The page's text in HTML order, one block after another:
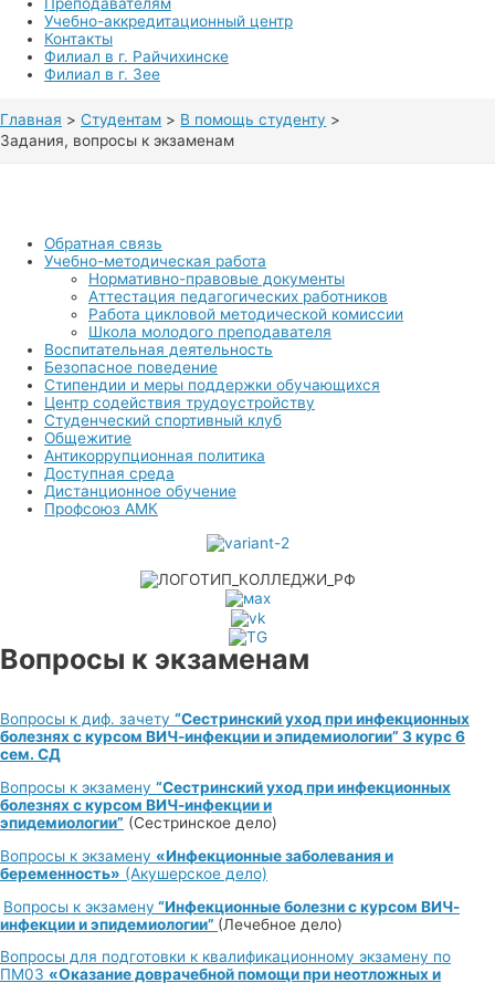
Преподавателям
Учебно-аккредитационный центр
Контакты
Филиал в г. Райчихинске
Филиал в г. Зее
Главная Студентам
В помощь студенту
Задания, вопросы к экзаменам
Обратная связь
Учебно-методическая работа
Нормативно-правовые документы
Аттестация педагогических работников
Работа цикловой методической комиссии
Школа молодого преподавателя
Воспитательная деятельность
Безопасное поведение
Стипендии и меры поддержки обучающихся
Центр содействия трудоустройству
Студенческий спортивный клуб
Общежитие
Антикоррупционная политика
Доступная среда
Дистанционное обучение
Профсоюз АМК
Вопросы к экзаменам
Вопросы к диф. зачету “Сестринский уход при инфекционных
болезнях с курсом ВИЧ-инфекции и эпидемиологии” 3 курс 6
сем. СД
Вопросы к экзамену “Сестринский уход при инфекционных
болезнях с курсом ВИЧ-инфекции и
эпидемиологии” (Сестринское дело)
Вопросы к экзамену «Инфекционные заболевания и
беременность» (Акушерское дело)
Вопросы к экзамену “Инфекционные болезни с курсом ВИЧ-
инфекции и эпидемиологии” (Лечебное дело)
Вопросы для подготовки к квалификационному экзамену по
ПМ03 «Оказание доврачебной помощи при неотложных и